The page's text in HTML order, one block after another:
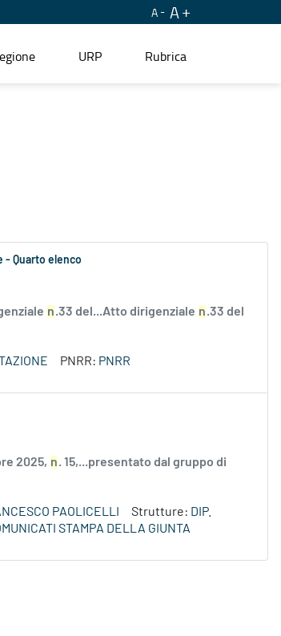
A A
URP Rubrica
- Quarto elenco
n.33 del...Atto dirigenziale n.33 del
PNRR: PNRR
2025, n. 15,...presentato dal gruppo di
PAOLICELLI Strutture: DIP.
STAMPA DELLA GIUNTA